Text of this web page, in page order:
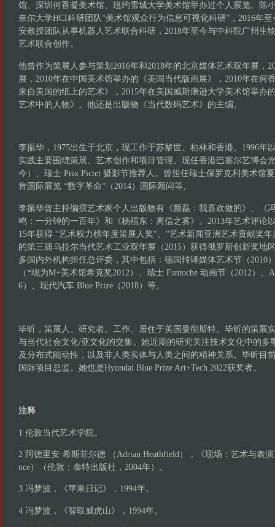
馆、深圳何香凝美术馆、纽约雪城大学美术馆举办过个人展览。陈
奈尔大学HCI科研团队“美术馆观众行为信息可视化科研”，2016年
安教授团队从事机器人艺术联合科研，2018年至今与中科院广州生
艺术联合创作。
他曾作为策展人参与策划2016年和2018年的北京媒体艺术双年展，
展，2010年在中国美术馆举办的《美国当代版画展》，2010年在何
来自美国的纸上的艺术》，2015年在美国威斯康逊大学美术馆举办
艺术中的人物》。他还是出版物《当代数码艺术》的主编。
李振华，1975出生于北京，现工作于苏黎世、柏林和香港。1996年
实践主要围绕策展、艺术创作和项目管理。现任香港巴塞尔艺博会
今）、瑞士 Prix Pictet 摄影节推荐人。曾担任瑞士保罗克利美术馆
肯国际展览 “数字革命“（2014）国际顾问等。
李振华曾主持编撰艺术家个人出版物有《颜磊：我喜欢做的》、《
鸣：一分钟的一百年》和《杨福东：离信之雾》。2013年艺术评论
15年获得 “艺术权力榜年度策展人奖“、“艺术新闻亚洲艺术贡献奖
的第三届乌拉尔当代艺术工业双年展（2015）获得俄罗斯创新奖地
多国内外机构担任总评委，其中包括：德国转译媒体艺术节（2010
（*现为M+美术馆希克奖2012）、瑞士 Fantoche 动画节（2012）、
6）、现代汽车 Blue Prize（2018）等。
毕昕，策展人、研究者。工作、居住于英国曼彻斯特。毕昕的策展
与当代社会文化/亚文化的交集。她近期的研究关注技术文化中的多
及分布式能动性，以及非人类实体与人类之间的精神关系。毕昕目
国际项目总监。她也是Hyundai Blue Prize Art+Tech 2022获奖者。
注释
1 伦敦当代艺术学院。
2 阿德里安·希斯菲尔德 （Adrian Heathfield），《现场：艺术与表
nce）（伦敦：泰特出版社，2004年）。
3 冯梦波，《苹果日记》，1994年。
4 冯梦波，《智取威虎山》，1994年。